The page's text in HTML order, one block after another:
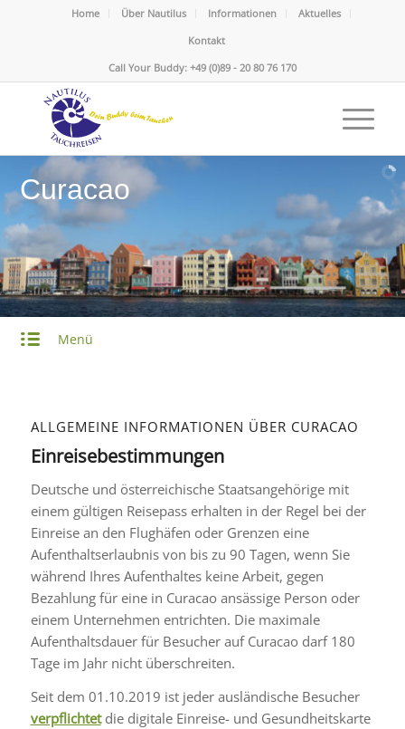
Home Über Nautilus Informationen
Aktuelles
Kontakt
Call Your Buddy: +49 (0)89 - 20 80 76 170
Curacao
Menü
ALLGEMEINE INFORMATIONEN ÜBER CURACAO
Einreisebestimmungen
Deutsche und österreichische Staatsangehörige mit
einem gültigen Reisepass erhalten in der Regel bei der
Einreise an den Flughäfen oder Grenzen eine
Aufenthaltserlaubnis von bis zu 90 Tagen, wenn Sie
während Ihres Aufenthaltes keine Arbeit, gegen
Bezahlung für eine in Curacao ansässige Person oder
einem Unternehmen entrichten. Die maximale
Aufenthaltsdauer für Besucher auf Curacao darf 180
Tage im Jahr nicht überschreiten.
Seit dem 01.10.2019 ist jeder ausländische Besucher
verpflichtetdie digitale Einreise- und Gesundheitskarte